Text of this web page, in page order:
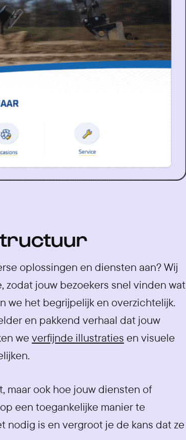
oplossingen en diensten aan? Wij
jouw bezoekers snel vinden wat
we het begrijpelijk en overzichtelijk.
en pakkend verhaal dat jouw
we verfijnde illustraties en visuele
maar ook hoe jouw diensten of
een toegankelijke manier te
nodig is en vergroot je de kans dat ze